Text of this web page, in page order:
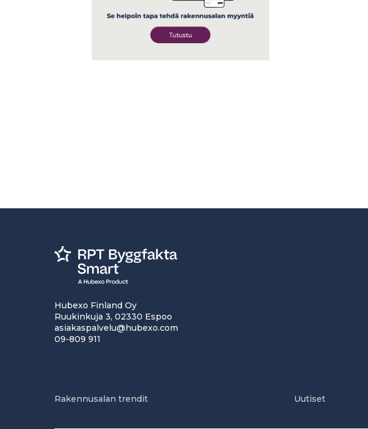
Hubexo Finland Oy
Ruukinkuja 3, 02330 Espoo
asiakaspalvelu@hubexo.com
09-809 911
Rakennusalan trendit Uutiset